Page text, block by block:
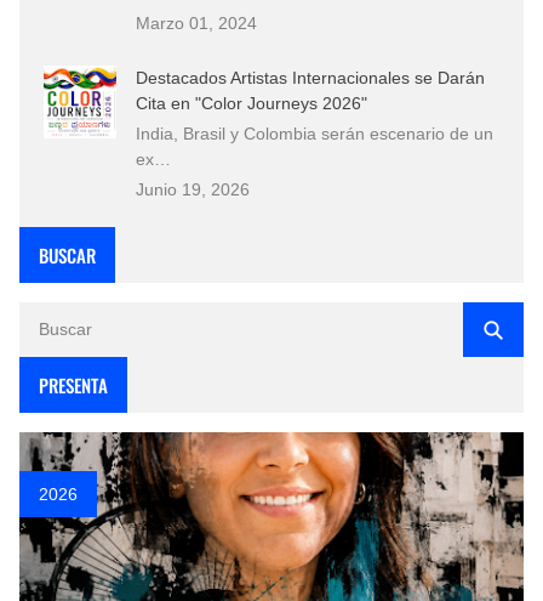
Marzo 01, 2024
Destacados Artistas Internacionales se Darán
Cita en "Color Journeys 2026"
India, Brasil y Colombia serán escenario de un
ex…
Junio 19, 2026
BUSCAR
PRESENTA
2026